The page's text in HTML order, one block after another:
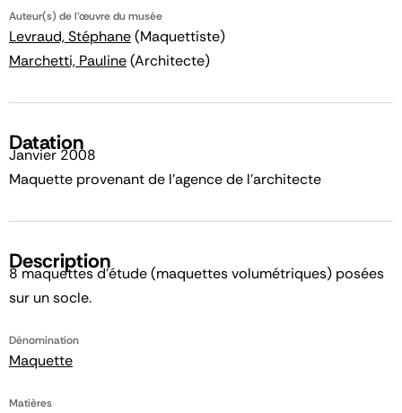
Auteur(s) de l'œuvre du musée
Levraud, Stéphane(Maquettiste)
Marchetti, Pauline(Architecte)
Datation
Janvier 2008
Maquette provenant de l'agence de l'architecte
Description
8 maquettes d'étude (maquettes volumétriques) posées
sur un socle.
Dénomination
Maquette
Matières